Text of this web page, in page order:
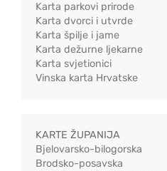
Karta parkovi prirode
Karta dvorci i utvrde
Karta špilje i jame
Karta dežurne ljekarne
Karta svjetionici
Vinska karta Hrvatske
KARTE ŽUPANIJA
Bjelovarsko-bilogorska
Brodsko-posavska